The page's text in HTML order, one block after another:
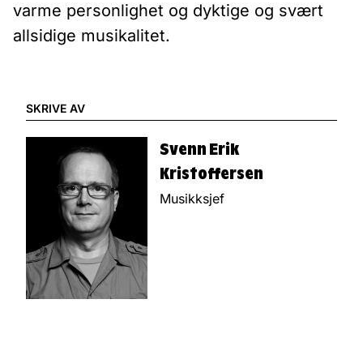
varme personlighet og dyktige og svært
allsidige musikalitet.
SKRIVE AV
Svenn Erik
Kristoffersen
Musikksjef